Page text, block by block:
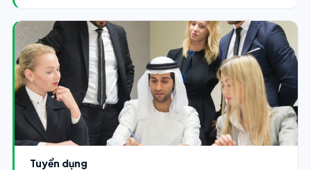
Tuyển dụng